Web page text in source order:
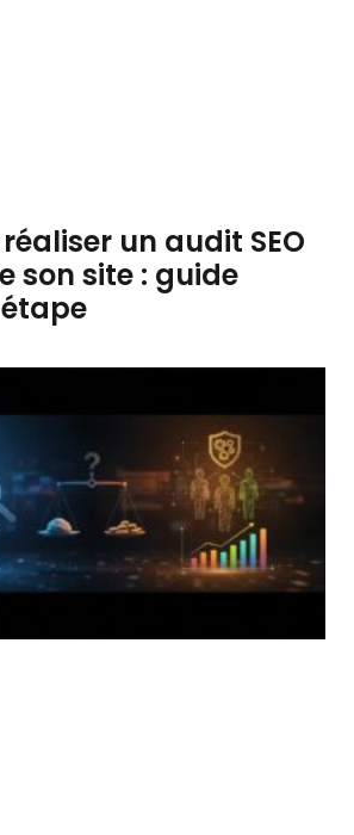
un audit SEO
son site : guide